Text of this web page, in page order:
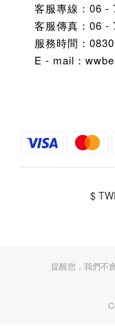
客服專線：06 -
客服傳真：06 -
服務時間：
E - mail：
$
提醒您，我們不